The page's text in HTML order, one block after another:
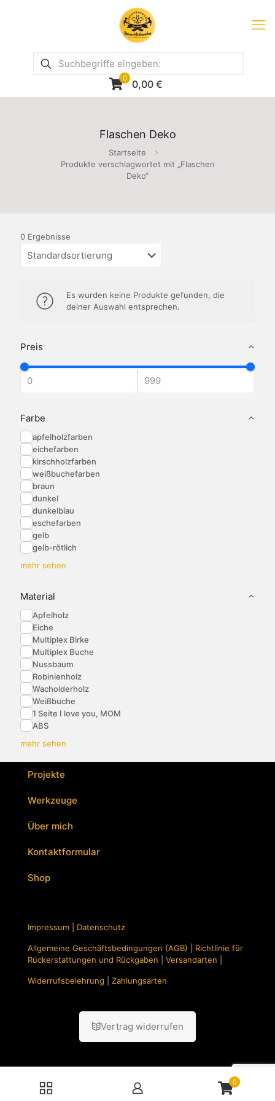
0 0,00 €
Flaschen Deko
Startseite
Produkte verschlagwortet mit „Flaschen
Deko“
Preis
Farbe
apfelholzfarben
eichefarben
kirschholzfarben
weißbuchefarben
braun
dunkel
dunkelblau
eschefarben
gelb
gelb-rötlich
mehr sehen
Material
Apfelholz
Eiche
Multiplex Birke
Multiplex Buche
Nussbaum
Robinienholz
Wacholderholz
Weißbuche
1 Seite I love you, MOM
ABS
mehr sehen
0 Ergebnisse
Es wurden keine Produkte gefunden, die
deiner Auswahl entsprechen.
Projekte
Werkzeuge
Über mich
Kontaktformular
Shop
Impressum Datenschutz
Allgemeine Geschäftsbedingungen (AGB)
Richtlinie für
Rückerstattungen und Rückgaben
Versandarten
Widerrufsbelehrung Zahlungsarten
Vertrag widerrufen
0